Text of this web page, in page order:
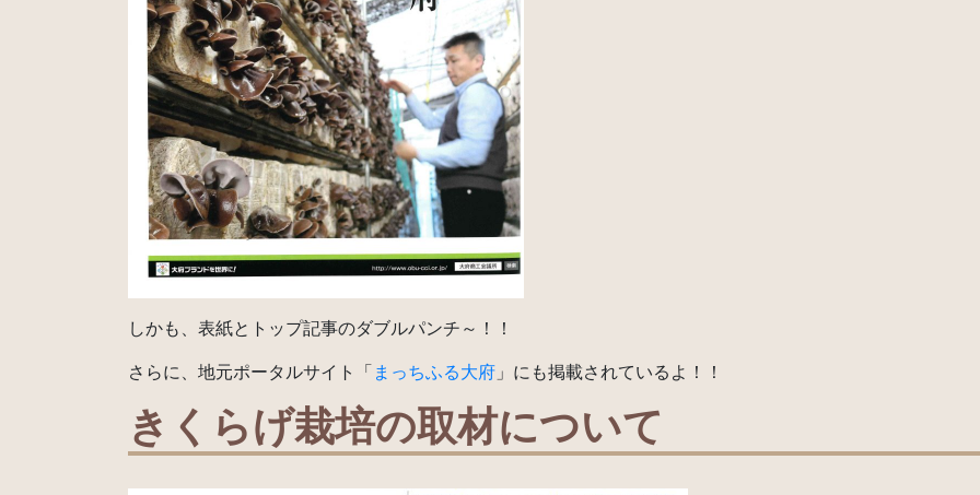
しかも、表紙とトップ記事のダブルパンチ～！！
さらに、地元ポータルサイト「 まっちふる大府 」にも掲載されているよ！！
きくらげ栽培の取材について